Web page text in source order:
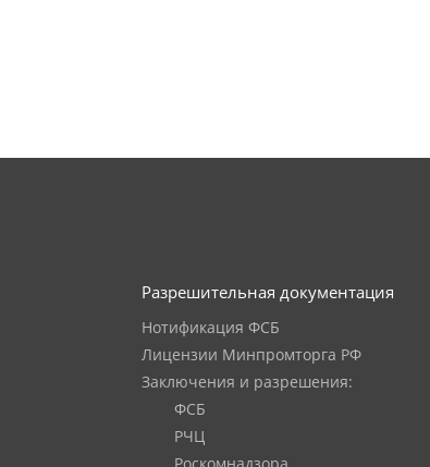
Разрешительная документация
Нотификация ФСБ
Лицензии Минпромторга РФ
Заключения и разрешения:
ФСБ
РЧЦ